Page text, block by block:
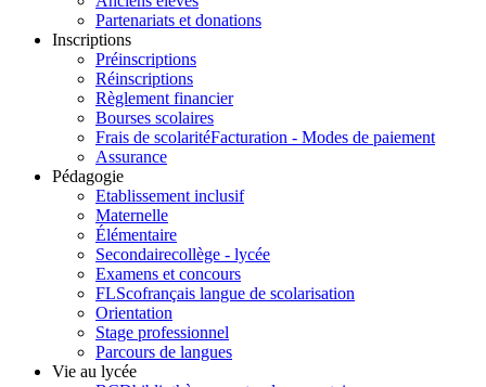
Partenariats et donations
Inscriptions
Préinscriptions
Réinscriptions
Règlement financier
Bourses scolaires
Frais de scolaritéFacturation - Modes de paiement
Assurance
Pédagogie
Etablissement inclusif
Maternelle
Élémentaire
Secondairecollège - lycée
Examens et concours
FLScofrançais langue de scolarisation
Orientation
Stage professionnel
Parcours de langues
Vie au lycée